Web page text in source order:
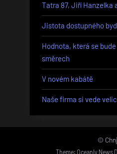
Tatra 87, Jiří Hanzelka
Jistota dostupného
Hodnota, která se
směrech
V novém kabátě
Naše firma si vede
©
Theme: Oceanly News